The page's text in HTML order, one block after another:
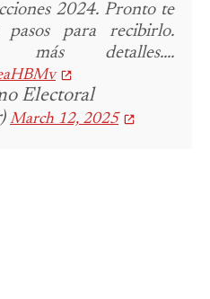
2024. Pronto te
pasos para recibirlo.
más detalles....
Electoral
March 12, 2025